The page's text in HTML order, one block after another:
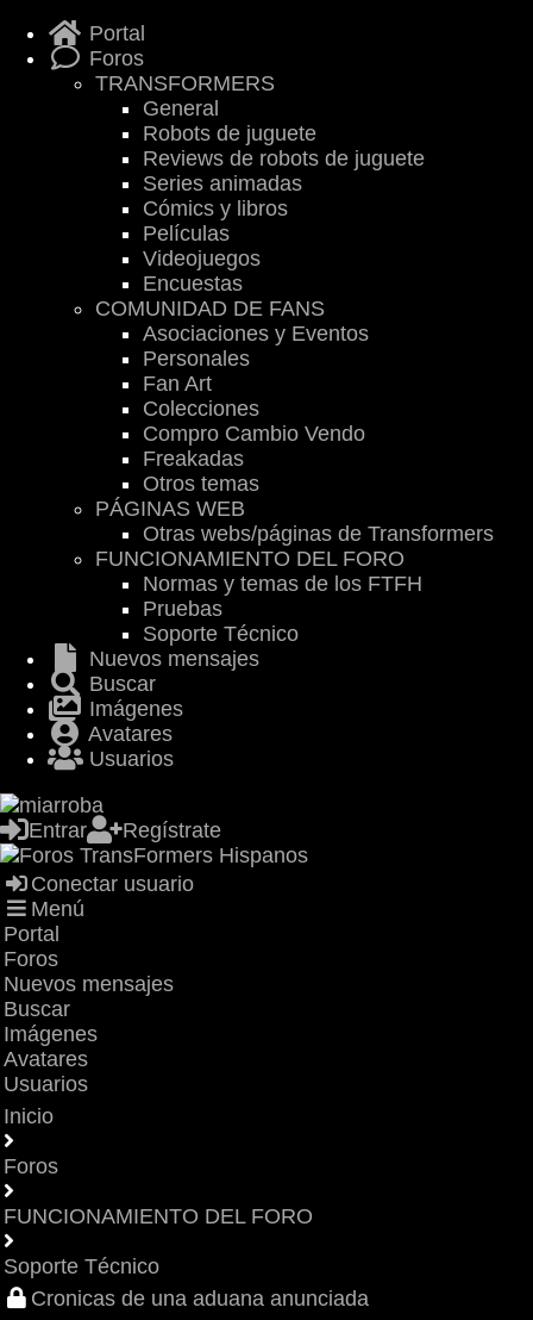
Portal
Foros
TRANSFORMERS
General
Robots de juguete
Reviews de robots de juguete
Series animadas
Cómics y libros
Películas
Videojuegos
Encuestas
COMUNIDAD DE FANS
Asociaciones y Eventos
Personales
Fan Art
Colecciones
Compro Cambio Vendo
Freakadas
Otros temas
PÁGINAS WEB
Otras webs/páginas de Transformers
FUNCIONAMIENTO DEL FORO
Normas y temas de los FTFH
Pruebas
Soporte Técnico
Nuevos mensajes
Buscar
Imágenes
Avatares
Usuarios
Entrar Regístrate
Conectar usuario
Menú
Portal
Foros
Nuevos mensajes
Buscar
Imágenes
Avatares
Usuarios
Inicio
Foros
FUNCIONAMIENTO DEL FORO
Soporte Técnico
Cronicas de una aduana anunciada